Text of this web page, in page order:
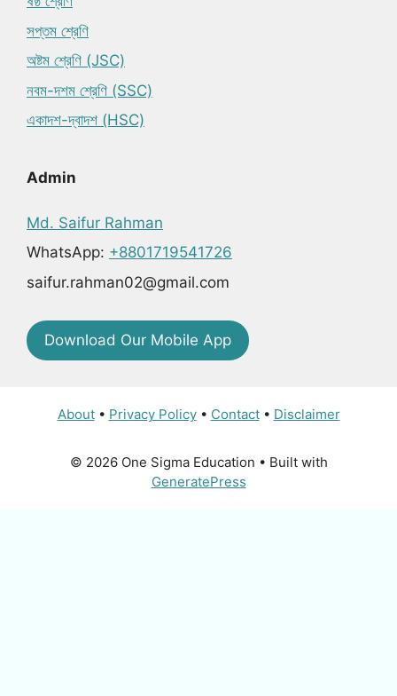
সপ্তম শ্রেণি
অষ্টম শ্রেণি (JSC)
নবম-দশম শ্রেণি (SSC)
একাদশ-দ্বাদশ (HSC)
Admin
Md. Saifur Rahman
WhatsApp: +8801719541726
saifur.rahman02@gmail.com
Download Our Mobile App
About• Privacy Policy• Contact• Disclaimer
© 2026 One Sigma Education • Built with
GeneratePress